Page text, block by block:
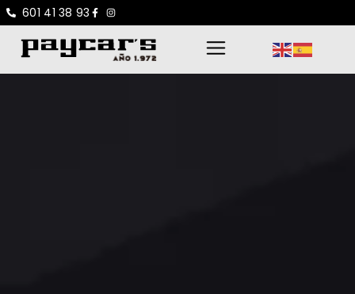
601 41 38 93